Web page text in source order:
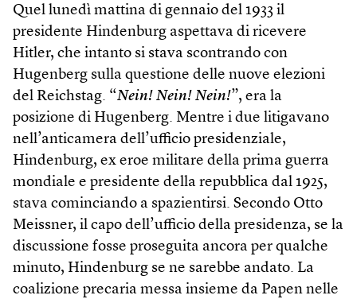
Quel lunedì mattina di gennaio del 1933 il
presidente Hindenburg aspettava di ricevere
Hitler, che intanto si stava scontrando con
Hugenberg sulla questione delle nuove elezioni
del Reichstag. “Nein! Nein! Nein!”, era la
posizione di Hugenberg. Mentre i due litigavano
nell’anticamera dell’ufficio presidenziale,
Hindenburg, ex eroe militare della prima guerra
mondiale e presidente della repubblica dal 1925,
stava cominciando a spazientirsi. Secondo Otto
Meiss­ner, il capo dell’ufficio della presidenza, se la
discussione fosse proseguita ancora per qualche
minuto, Hindenburg se ne sarebbe andato. La
coalizione precaria messa insieme da Papen nelle